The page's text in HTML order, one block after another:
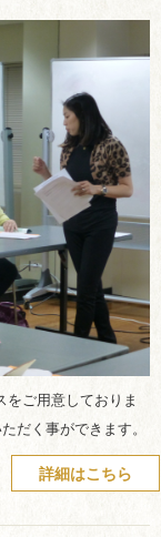
をご用意しておりま
だく事ができます。
詳細はこちら